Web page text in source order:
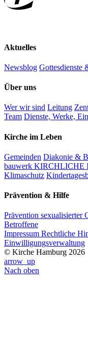
Aktuelles
Newsblog Gottesdienste
Über uns
Wer wir sind Leitung
Team Dienste, Werke,
Kirche im Leben
Gemeinden Diakonie &
bauwerk
Klimaschutz
Prävention & Hilfe
Prävention sexualisierter
Betroffene
Impressum Rechtliche
Einwilligungsverwaltung
© Kirche Hamburg 2026
arrow_up
Nach oben